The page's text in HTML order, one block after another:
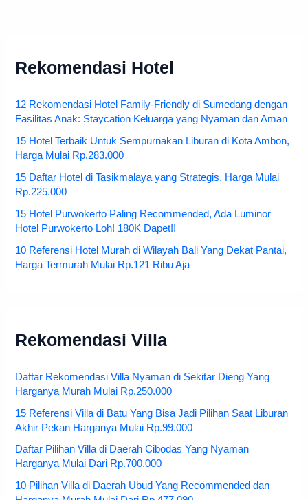
Rekomendasi Hotel
12 Rekomendasi Hotel Family-Friendly di Sumedang dengan
Fasilitas Anak: Staycation Keluarga yang Nyaman dan Aman
15 Hotel Terbaik Untuk Sempurnakan Liburan di Kota Ambon,
Harga Mulai Rp.283.000
15 Daftar Hotel di Tasikmalaya yang Strategis, Harga Mulai
Rp.225.000
15 Hotel Purwokerto Paling Recommended, Ada Luminor
Hotel Purwokerto Loh! 180K Dapet!!
10 Referensi Hotel Murah di Wilayah Bali Yang Dekat Pantai,
Harga Termurah Mulai Rp.121 Ribu Aja
Rekomendasi Villa
Daftar Rekomendasi Villa Nyaman di Sekitar Dieng Yang
Harganya Murah Mulai Rp.250.000
15 Referensi Villa di Batu Yang Bisa Jadi Pilihan Saat Liburan
Akhir Pekan Harganya Mulai Rp.99.000
Daftar Pilihan Villa di Daerah Cibodas Yang Nyaman
Harganya Mulai Dari Rp.700.000
10 Pilihan Villa di Daerah Ubud Yang Recommended dan